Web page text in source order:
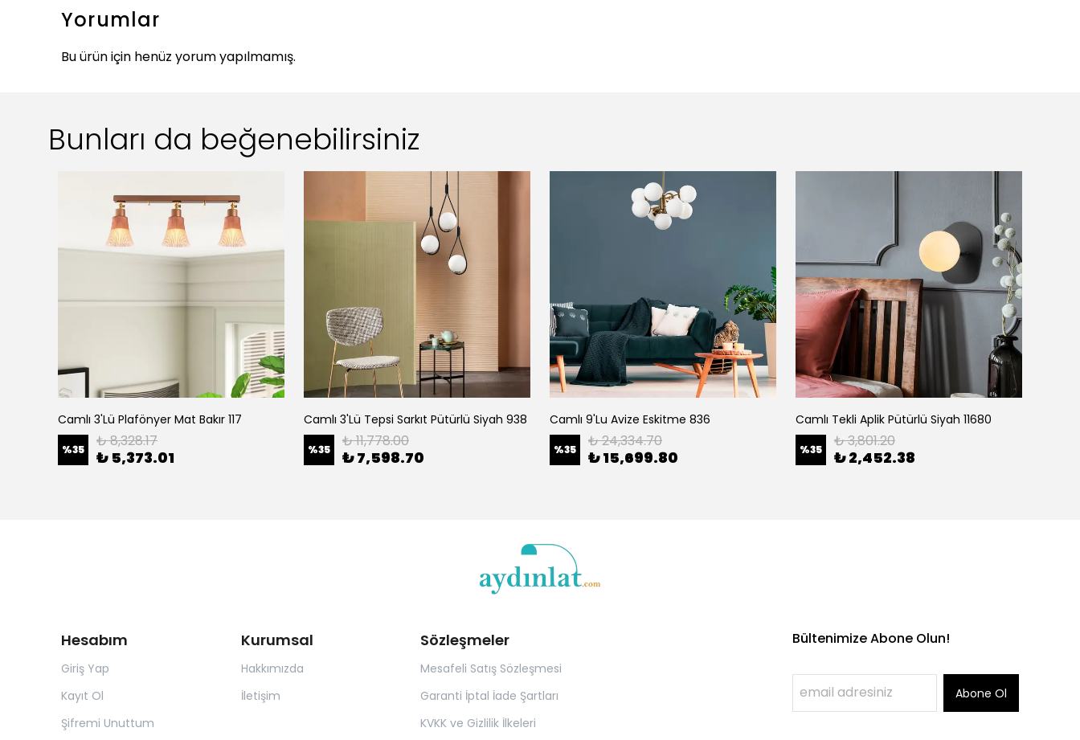
Yorumlar
Bu ürün için henüz yorum yapılmamış.
Bunları da beğenebilirsiniz
Camlı 3'Lü Plafönyer Mat Bakır 117
%35 ₺ 8,328.17
₺ 5,373.01
Camlı 3'Lü Tepsi Sarkıt Pütürlü Siyah 938
%35 ₺ 11,778.00
₺ 7,598.70
Camlı 9'Lu Avize Eskitme 836
%35 ₺ 24,334.70
₺ 15,699.80
Camlı Tekli Aplik Pütürlü Siyah 11680
%35 ₺ 3,801.20
₺ 2,452.38
Hesabım
Giriş Yap
Kayıt Ol
Şifremi Unuttum
Kurumsal
Hakkımızda
İletişim
Sözleşmeler
Mesafeli Satış Sözleşmesi
Garanti İptal İade Şartları
KVKK ve Gizlilik İlkeleri
Bültenimize Abone Olun!
Abone Ol